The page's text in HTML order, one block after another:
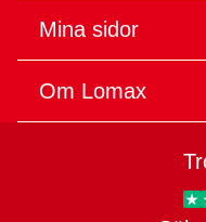
Mina sidor
Om Lomax